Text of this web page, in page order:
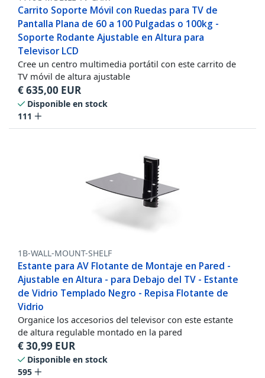
Carrito Soporte Móvil con Ruedas para TV de
Pantalla Plana de 60 a 100 Pulgadas o 100kg -
Soporte Rodante Ajustable en Altura para
Televisor LCD
Cree un centro multimedia portátil con este carrito de
TV móvil de altura ajustable
€635,00 EUR
Disponible en stock
111
1B-WALL-MOUNT-SHELF
Estante para AV Flotante de Montaje en Pared -
Ajustable en Altura - para Debajo del TV - Estante
de Vidrio Templado Negro - Repisa Flotante de
Vidrio
Organice los accesorios del televisor con este estante
de altura regulable montado en la pared
€30,99 EUR
Disponible en stock
595